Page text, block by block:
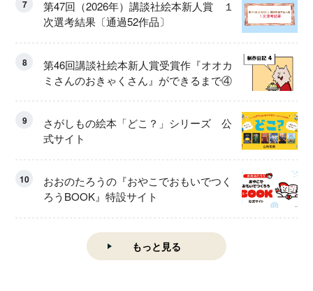
7
第47回（2026年）講談社絵本新人賞 １
次選考結果〔通過52作品〕
8
第46回講談社絵本新人賞受賞作『オオカ
ミさんのおきゃくさん』ができるまで④
9
さがしもの絵本「どこ？」シリーズ 公
式サイト
10
おおのたろうの『おやこでおもいでつく
ろうBOOK』特設サイト
もっと見る